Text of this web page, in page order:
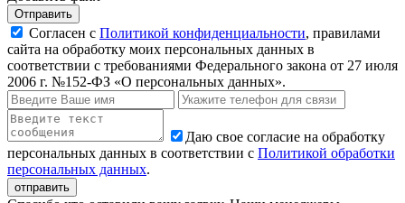
Отправить
Согласен с Политикой конфиденциальности, правилами
сайта на обработку моих персональных данных в
соответствии с требованиями Федерального закона от 27 июля
2006 г. №152-ФЗ «О персональных данных».
Даю свое согласие на обработку
персональных данных в соответствии с Политикой обработки
персональных данных.